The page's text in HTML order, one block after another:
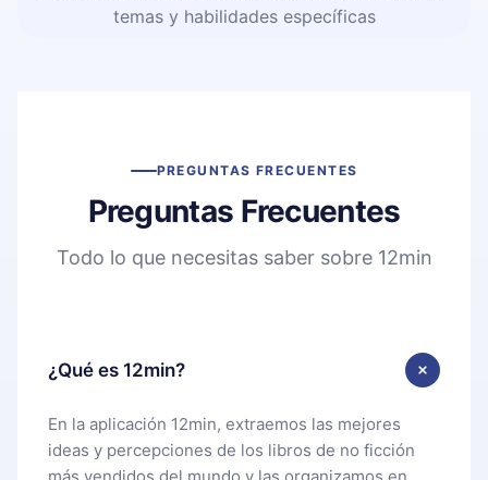
temas y habilidades específicas
PREGUNTAS FRECUENTES
Preguntas Frecuentes
Todo lo que necesitas saber sobre 12min
¿Qué es 12min?
En la aplicación 12min, extraemos las mejores
ideas y percepciones de los libros de no ficción